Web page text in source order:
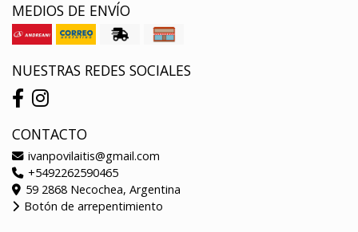
MEDIOS DE ENVÍO
NUESTRAS REDES SOCIALES
CONTACTO
ivanpovilaitis@gmail.com
+5492262590465
59 2868 Necochea, Argentina
Botón de arrepentimiento